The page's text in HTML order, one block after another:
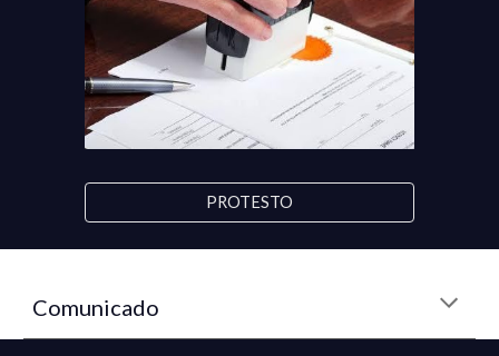
PROTESTO
Comunicado